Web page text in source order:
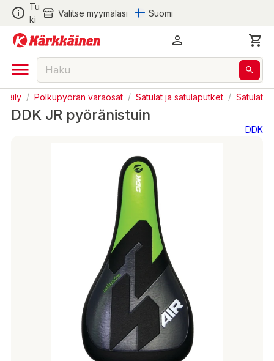
Tu
ki
Valitse myymäläsi Suomi
/ Polkupyörän varaosat / Satulat ja satulaputket / Satulat
DDK JR pyöränistuin
DDK